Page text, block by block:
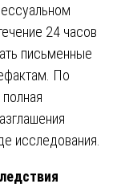
24 часов
письменные
По
исследования.